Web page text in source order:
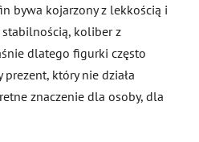
bywa kojarzony z lekkością i
koliber z
dlatego figurki często
który nie działa
znaczenie dla osoby, dla